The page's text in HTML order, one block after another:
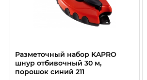
Разметочный набор KAPRO
шнур отбивочный 30 м,
порошок синий 211